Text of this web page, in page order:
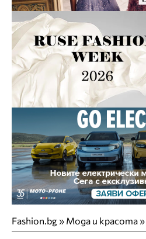
Fashion.bg» Мода и красота»